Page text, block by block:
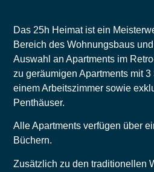
Das 25h Heimat ist ein
Bereich des Wohnungsbaus
Auswahl an Apartments im
zu geräumigen Apartments mit
einem Arbeitszimmer sowie
Penthäuser.
Alle Apartments verfügen über
Büchern.
Zusätzlich zu den traditionellen